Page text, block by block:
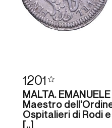
1201
MALTA.
Maestro
Ospitalieri di Rodi
[..]